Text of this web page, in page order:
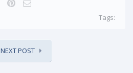
Tags:
NEXT POST